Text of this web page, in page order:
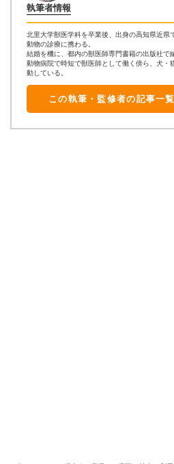
執筆者情報
北里大学獣医学科を卒業後、出身の高知県近県
動物の診療に携わる。
結婚を機に、都内の獣医師専門書籍の出版社で
動物病院で時短で獣医師として働く傍ら、犬・
動している。
この執筆・監修者の記事一覧